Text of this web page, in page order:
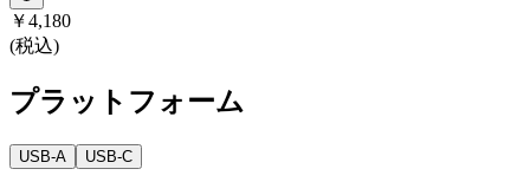
￥4,180
(税込)
プラットフォーム
USB-A USB-C